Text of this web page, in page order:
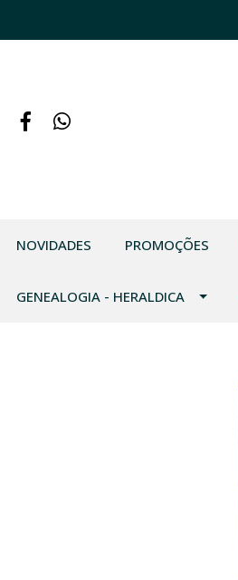
NOVIDADES PROMOÇÕES
GENEALOGIA - HERALDICA